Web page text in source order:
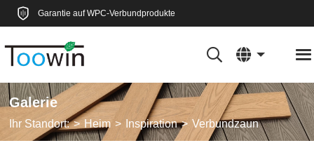
Garantie auf WPC-Verbundprodukte
Galerie
Ihr Standort: Heim Inspiration Verbundzaun